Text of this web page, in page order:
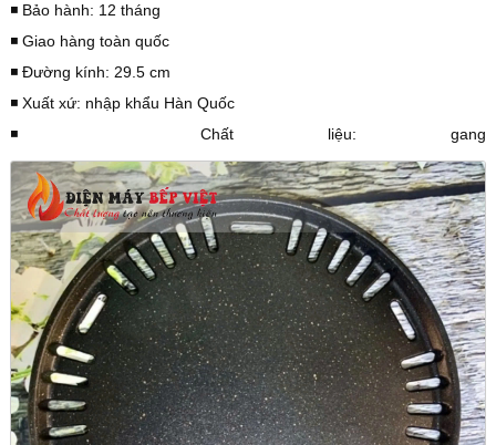
◾️ Bảo hành: 12 tháng
◾️ Giao hàng toàn quốc
◾️ Đường kính: 29.5 cm
◾️ Xuất xứ: nhập khẩu Hàn Quốc
◾️ Chất liệu: gang